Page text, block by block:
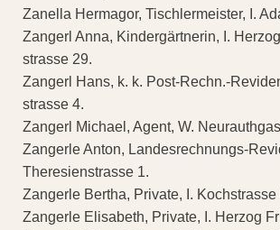
Zanella Hermagor, Tischlermeister, I.
Zangerl Anna, Kindergärtnerin, I.
strasse 29.
Zangerl Hans, k. k. Post-Rechn.-
strasse 4.
Zangerl Michael, Agent, W.
Zangerle Anton, Landesrechnungs-
Theresienstrasse 1.
Zangerle Bertha, Private, I. Kochstrasse
Zangerle Elisabeth, Private, I. Herzog